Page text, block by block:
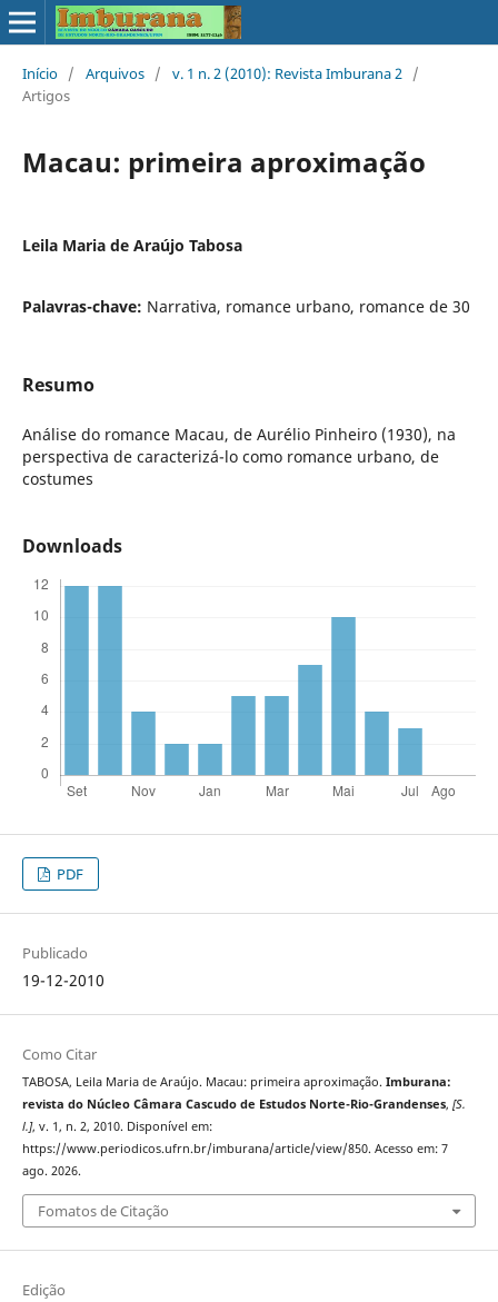
Início / Arquivos / v. 1 n. 2 (2010): Revista Imburana 2 /
Artigos
Macau: primeira aproximação
Leila Maria de Araújo Tabosa
Palavras-chave: Narrativa, romance urbano, romance de 30
Resumo
Análise do romance Macau, de Aurélio Pinheiro (1930), na
perspectiva de caracterizá-lo como romance urbano, de
costumes
Downloads
PDF
Publicado
19-12-2010
Como Citar
TABOSA, Leila Maria de Araújo. Macau: primeira aproximação. Imburana:
revista do Núcleo Câmara Cascudo de Estudos Norte-Rio-Grandenses, [S.
l.], v. 1, n. 2, 2010. Disponível em:
https://www.periodicos.ufrn.br/imburana/article/view/850. Acesso em: 7
ago. 2026.
Fomatos de Citação
Edição